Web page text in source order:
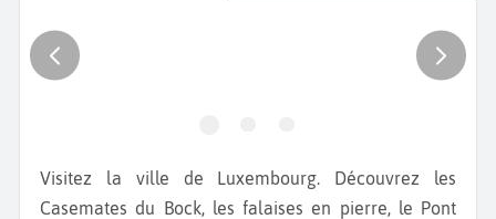
Visitez la ville de Luxembourg. Découvrez les
Casemates du Bock, les falaises en pierre, le Pont